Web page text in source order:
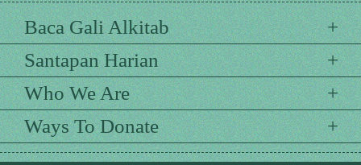
Baca Gali Alkitab
Santapan Harian
Who We Are
Ways To Donate